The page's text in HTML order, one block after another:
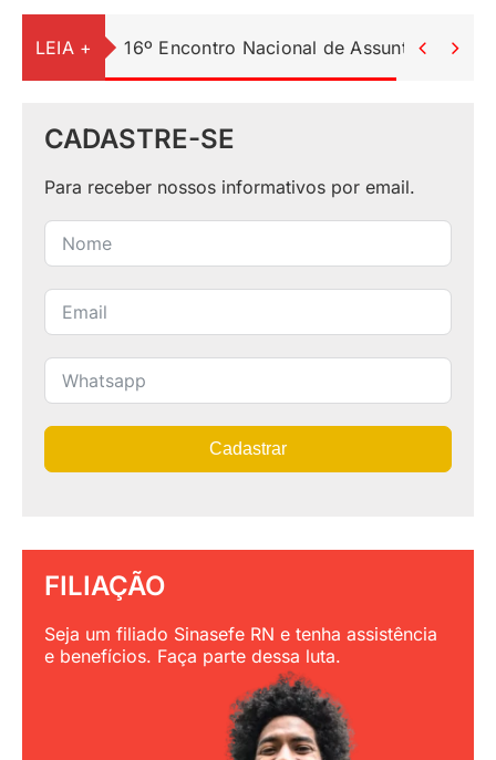
LEIA + 16º Encontro Nacional de Assuntos de
 
CADASTRE-SE
Para receber nossos informativos por email.
Cadastrar
FILIAÇÃO
Seja um filiado Sinasefe RN e tenha assistência
e benefícios. Faça parte dessa luta.